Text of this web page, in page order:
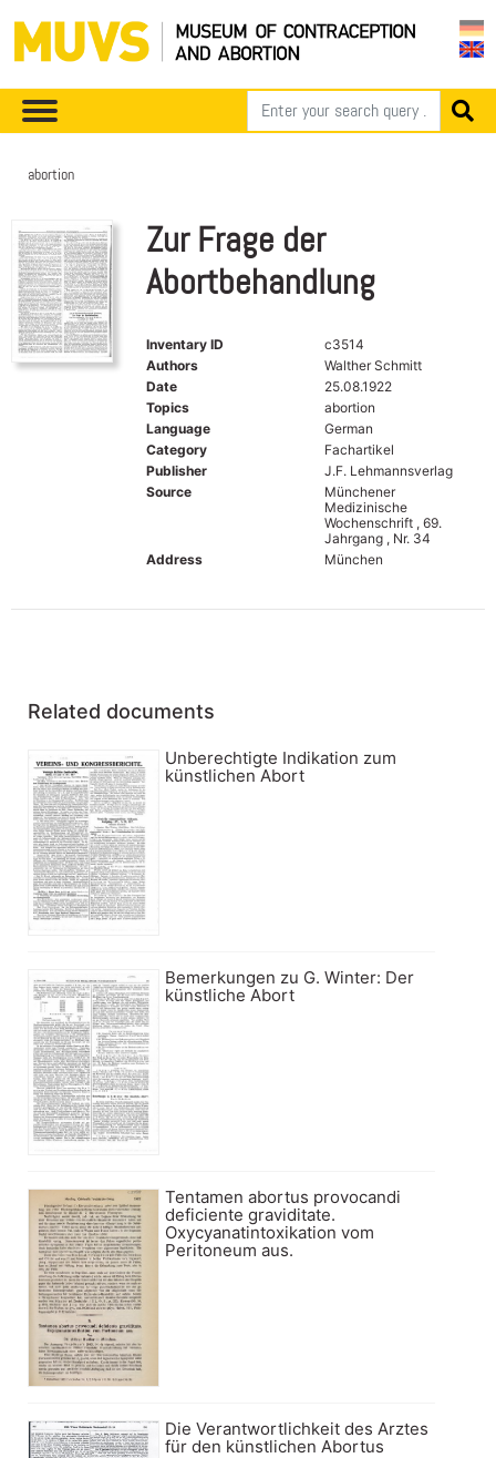
abortion
Zur Frage der
Abortbehandlung
Inventary ID
c3514
Authors
Walther Schmitt
Date
25.08.1922
Topics
abortion
Language
German
Category
Fachartikel
Publisher
J.F. Lehmannsverlag
Source
Münchener
Medizinische
Wochenschrift , 69.
Jahrgang , Nr. 34
Address
München
Related documents
Unberechtigte Indikation zum
künstlichen Abort
Bemerkungen zu G. Winter: Der
künstliche Abort
Tentamen abortus provocandi
deficiente graviditate.
Oxycyanatintoxikation vom
Peritoneum aus.
Die Verantwortlichkeit des Arztes
für den künstlichen Abortus